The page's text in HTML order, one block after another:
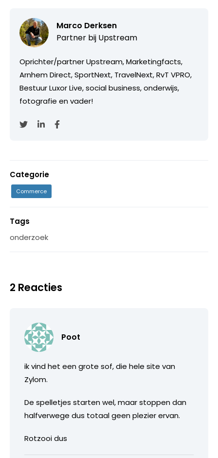
Marco Derksen
Partner bij Upstream
Oprichter/partner Upstream, Marketingfacts,
Arnhem Direct, SportNext, TravelNext, RvT VPRO,
Bestuur Luxor Live, social business, onderwijs,
fotografie en vader!
Categorie
Commerce
Tags
onderzoek
2 Reacties
Poot
ik vind het een grote sof, die hele site van
Zylom.
De spelletjes starten wel, maar stoppen dan
halfverwege dus totaal geen plezier ervan.
Rotzooi dus